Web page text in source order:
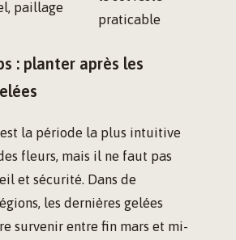
paillage
praticable
: planter après les
la période la plus intuitive
fleurs, mais il ne faut pas
et sécurité. Dans de
les dernières gelées
survenir entre fin mars et mi-